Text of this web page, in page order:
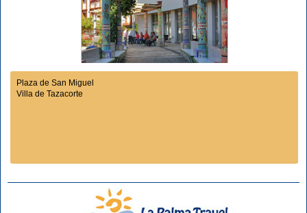
Plaza de San Miguel
Villa de Tazacorte